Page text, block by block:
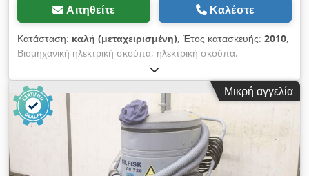
Αιτηθείτε Καλέστε
Κατάσταση: καλή (μεταχειρισμένη), Έτος κατασκευής: 2010,
Βιομηχανική ηλεκτρική σκούπα, ηλεκτρική σκούπα,
απορροφητήρας σκόνης, βιομηχανική ηλεκτρική σκούπα,
ηλεκτρική σκούπα δαπέδου, βιομηχανική ηλεκτρική σκούπα
ασφαλείας -EX: προστατεύεται -Κατασκευαστής: Nilfisk,
Εξαιρετικά συμπαγής βιομηχανική ηλεκτρική σκούπα με
συμπιεστή πλευρικού καναλιού -Τύπος: CTS22 H Z22
-Σύνδεση: 400 Volt -Ισχύς: 2,2 kW Chodpfxsgl Duzs Aidoa
-Αριθμός: 3 διαθέσιμες μονάδες -Τιμή: ανά τεμάχιο -Διαστάσεις:
1100/770/H1270 mm -Βάρος: 127 kg/το καθένα
Μικρή αγγελία